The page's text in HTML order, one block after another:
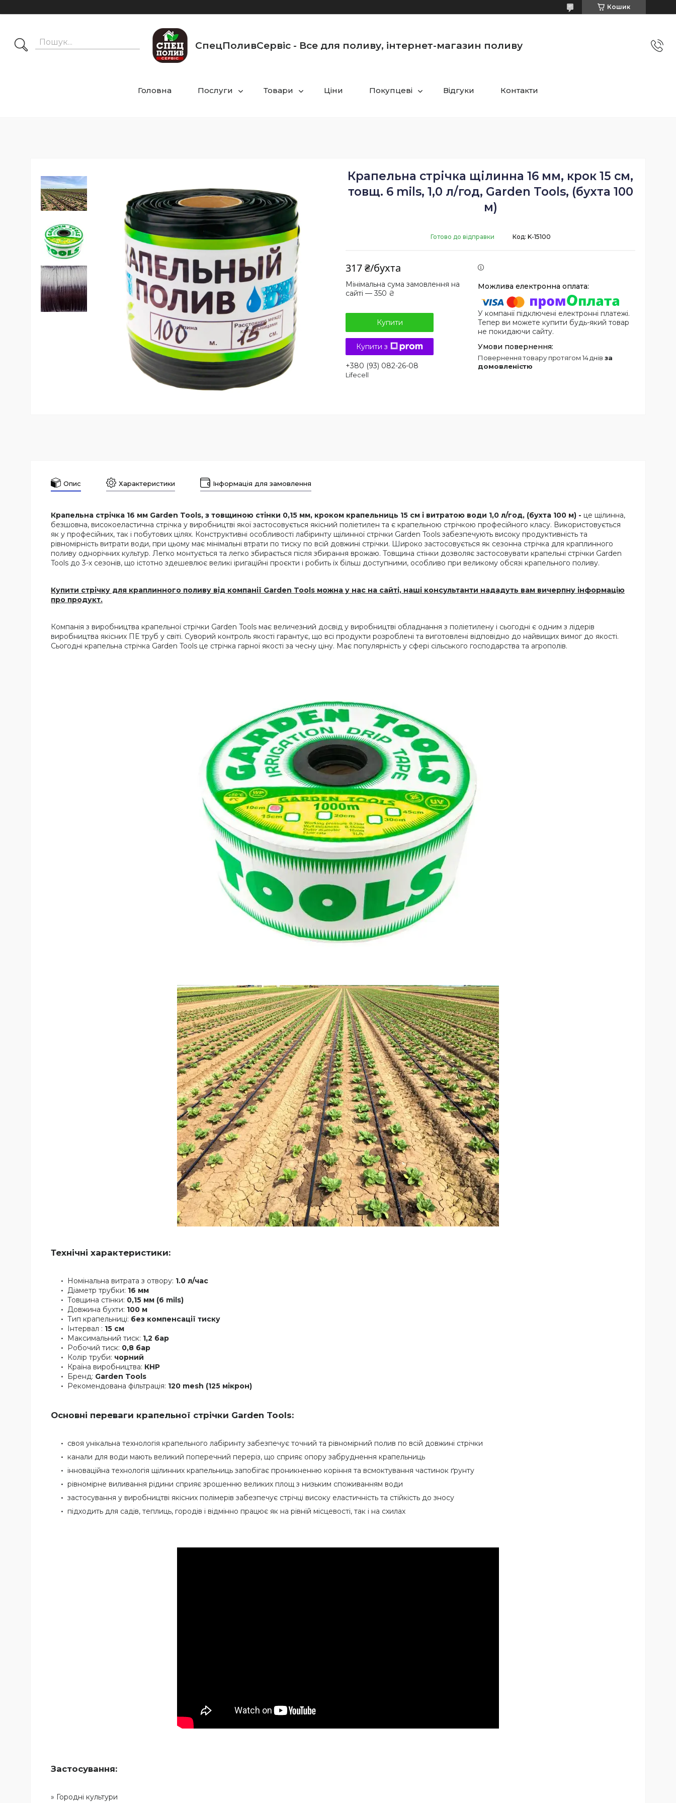
Кошик
СпецПоливСервіс - Все для поливу, інтернет-магазин поливу
Головна Послуги Товари Ціни Покупцеві Відгуки Контакти
Крапельна стрічка щілинна 16 мм, крок 15 см,
товщ. 6 mils, 1,0 л/год, Garden Tools, (бухта 100
м)
Готово до відправки Код: K-15100
317 ₴/бухта
Мінімальна сума замовлення на
сайті — 350 ₴
Купити
Купити з
+380 (93) 082-26-08
Lifecell
У компанії підключені електронні платежі.
Тепер ви можете купити будь-який товар
не покидаючи сайту.
повернення товару протягом 14 днів за
домовленістю
Опис Характеристики Інформація для замовлення
Крапельна стрічка 16 мм Garden Tools, з товщиною стінки 0,15 мм, кроком крапельниць 15 см і витратою води 1,0 л/год, (бухта 100 м) - це щілинна,
безшовна, високоеластична стрічка у виробництві якої застосовується якісний поліетилен та є крапельною стрічкою професійного класу. Використовується
як у професійних, так і побутових цілях. Конструктивні особливості лабіринту щілинної стрічки Garden Tools забезпечують високу продуктивність та
рівномірність витрати води, при цьому має мінімальні втрати по тиску по всій довжині стрічки. Широко застосовується як сезонна стрічка для краплинного
поливу однорічних культур. Легко монтується та легко збирається після збирання врожаю. Товщина стінки дозволяє застосовувати крапельні стрічки Garden
Tools до 3-х сезонів, що істотно здешевлює великі іригаційні проєкти і робить їх більш доступними, особливо при великому обсязі крапельного поливу.
Купити стрічку для краплинного поливу від компанії Garden Tools можна у нас на сайті, наші консультанти нададуть вам вичерпну інформацію
про продукт.
Компанія з виробництва крапельної стрічки Garden Tools має величезний досвід у виробництві обладнання з поліетилену і сьогодні є одним з лідерів
виробництва якісних ПЕ труб у світі. Суворий контроль якості гарантує, що всі продукти розроблені та виготовлені відповідно до найвищих вимог до якості.
Сьогодні крапельна стрічка Garden Tools це стрічка гарної якості за чесну ціну. Має популярність у сфері сільського господарства та агрополів.
Технічні характеристики:
Номінальна витрата з отвору: 1.0 л/час
Діаметр трубки: 16 мм
Товщина стінки: 0,15 мм (6 mils)
Довжина бухти: 100 м
Тип крапельниці: без компенсації тиску
Інтервал : 15 см
Максимальний тиск: 1,2 бар
Робочий тиск: 0,8 бар
Колір труби: чорний
Країна виробництва: КНР
Бренд: Garden Tools
Рекомендована фільтрація: 120 mesh (125 мікрон)
Основні переваги крапельної стрічки Garden Tools:
своя унікальна технологія крапельного лабіринту забезпечує точний та рівномірний полив по всій довжині стрічки
канали для води мають великий поперечний переріз, що сприяє опору забруднення крапельниць
інноваційна технологія щілинних крапельниць запобігає проникненню коріння та всмоктування частинок ґрунту
рівномірне виливання рідини сприяє зрошенню великих площ з низьким споживанням води
застосування у виробництві якісних полімерів забезпечує стрічці високу еластичність та стійкість до зносу
підходить для садів, теплиць, городів і відмінно працює як на рівній місцевості, так і на схилах
Застосування:
» Городні культури